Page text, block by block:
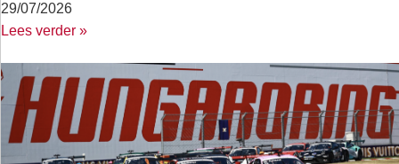
29/07/2026
Lees verder »